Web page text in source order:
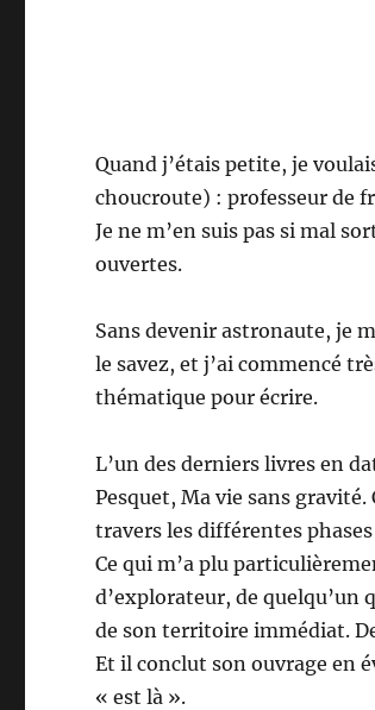
Quand j’étais petite, je
choucroute) : professeur de
Je ne m’en suis pas si mal
ouvertes.
Sans devenir astronaute, je
le savez, et j’ai commencé
thématique pour écrire.
L’un des derniers livres en
Pesquet, Ma vie sans
travers les différentes
Ce qui m’a plu
d’explorateur, de quelqu’un
de son territoire immédiat.
Et il conclut son ouvrage en
« est là ».